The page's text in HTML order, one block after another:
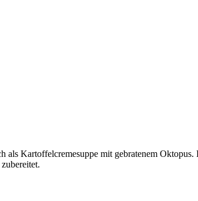
Kartoffelcremesuppe mit gebratenem Oktopus.